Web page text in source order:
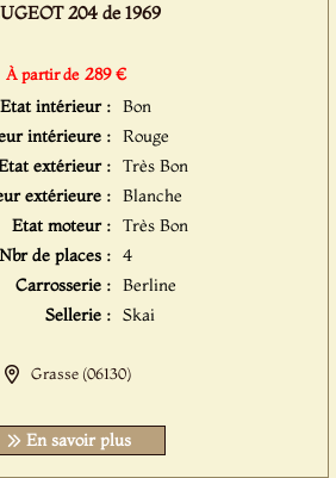
204 de 1969
À partir de 289 €
Etat intérieur : Bon
intérieure : Rouge
extérieur : Très Bon
extérieure : Blanche
Etat moteur : Très Bon
Nbr de places : 4
Carrosserie : Berline
Sellerie : Skai
Grasse (06130)
En savoir plus